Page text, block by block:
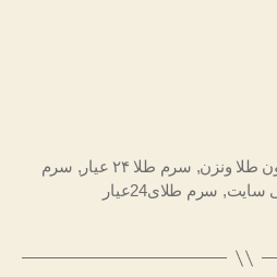
طلا ونزن, سرم طلا ۲۴ عیار , سرم
سایت, سرم طلای24عیار